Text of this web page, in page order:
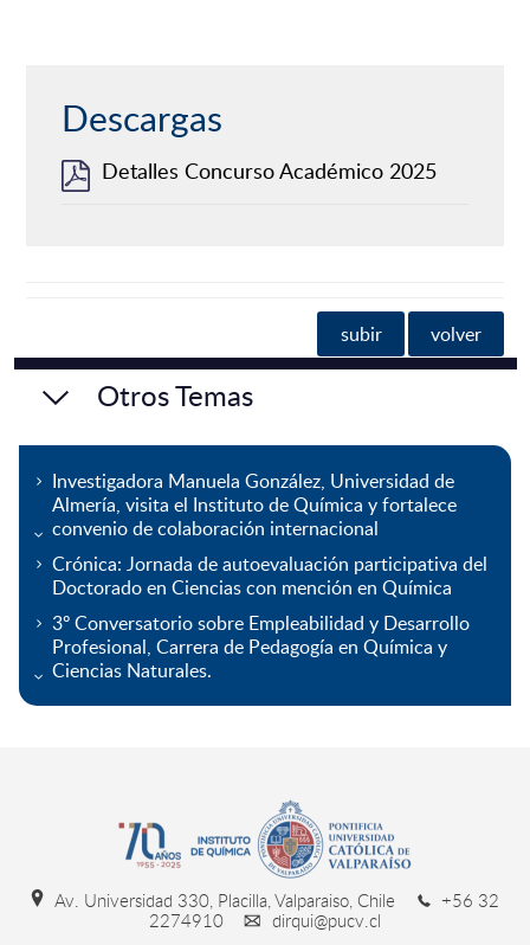
Descargas
Detalles Concurso Académico 2025
subir volver
Otros Temas
Investigadora Manuela González, Universidad de
Almería, visita el Instituto de Química y fortalece
convenio de colaboración internacional
Crónica: Jornada de autoevaluación participativa del
Doctorado en Ciencias con mención en Química
3º Conversatorio sobre Empleabilidad y Desarrollo
Profesional, Carrera de Pedagogía en Química y
Ciencias Naturales.
Av. Universidad 330, Placilla, Valparaiso, Chile
+56 32
2274910
dirqui@pucv.cl